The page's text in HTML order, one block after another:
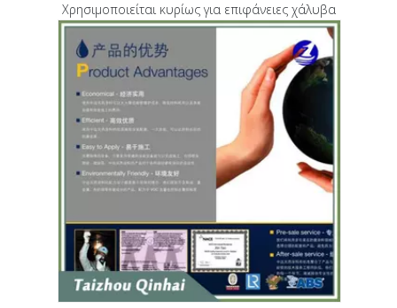
Χρησιμοποιείται κυρίως για επιφάνειες χάλυβα